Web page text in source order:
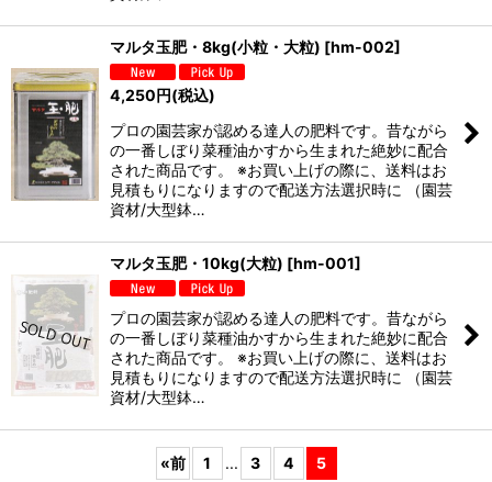
マルタ玉肥・8kg(小粒・大粒) [hm-002]
4,250円(税込)
プロの園芸家が認める達人の肥料です。昔ながら
の一番しぼり菜種油かすから生まれた絶妙に配合
された商品です。 ※お買い上げの際に、送料はお
見積もりになりますので配送方法選択時に （園芸
資材/大型鉢…
マルタ玉肥・10kg(大粒) [hm-001]
プロの園芸家が認める達人の肥料です。昔ながら
の一番しぼり菜種油かすから生まれた絶妙に配合
された商品です。 ※お買い上げの際に、送料はお
見積もりになりますので配送方法選択時に （園芸
資材/大型鉢…
«前 1 ... 3 4 5